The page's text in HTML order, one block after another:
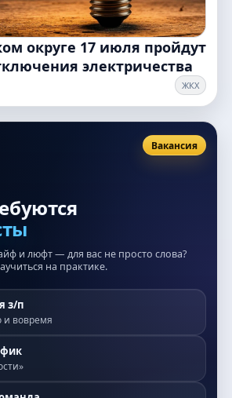
округе 17 июля пройдут
электричества
ЖКХ
Вакансия
и люфт — для вас не просто слова?
на практике.
з/п
вовремя